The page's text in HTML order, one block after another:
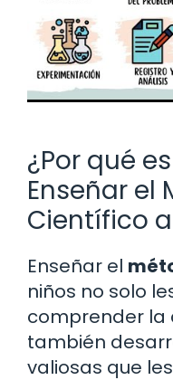
¿Por qué
Enseñar el
Científico
Enseñar el
niños no solo
comprender la
también
valiosas que